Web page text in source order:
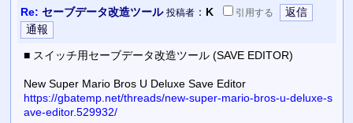
Re: セーブデータ改造ツール 投稿者： K 引用する
■ スイッチ用セーブデータ改造ツール (SAVE EDITOR)
New Super Mario Bros U Deluxe Save Editor
https://gbatemp.net/threads/new-super-mario-bros-u-deluxe-s
ave-editor.529932/